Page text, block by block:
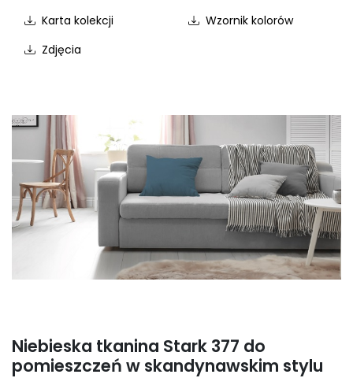
Karta kolekcji
Wzornik kolorów
Zdjęcia
Niebieska tkanina Stark 377 do
pomieszczeń w skandynawskim stylu